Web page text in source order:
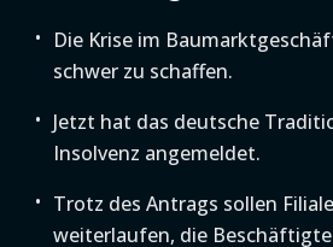
Die Krise im
schwer zu schaffen.
Jetzt hat das deutsche
Insolvenz angemeldet.
Trotz des Antrags sollen
weiterlaufen, die